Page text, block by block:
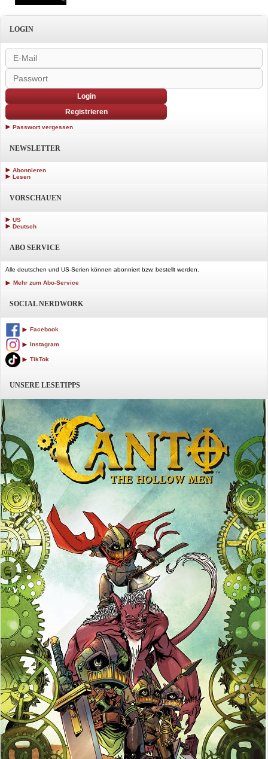
LOGIN
Login
Registrieren
Passwort vergessen
NEWSLETTER
Abonnieren
Lesen
VORSCHAUEN
US
Deutsch
ABO SERVICE
Alle deutschen und US-Serien können abonniert bzw. bestellt werden.
Mehr zum Abo-Service
SOCIAL NERDWORK
Facebook
Instagram
TikTok
UNSERE LESETIPPS